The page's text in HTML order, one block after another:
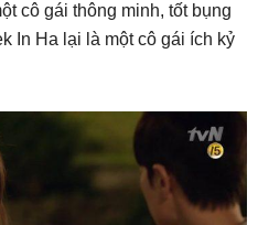
cô gái thông minh, tốt bụng
In Ha lại là một cô gái ích kỷ